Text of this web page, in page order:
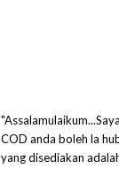
COD anda boleh la
yang disediakan